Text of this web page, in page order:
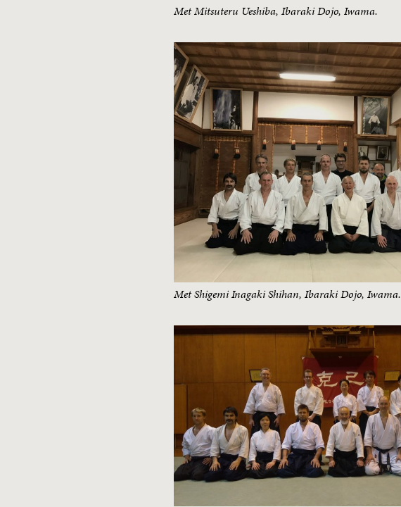
Met Mitsuteru Ueshiba, Ibaraki Dojo, Iwama.
Met Shigemi Inagaki Shihan, Ibaraki Dojo, Iwama.